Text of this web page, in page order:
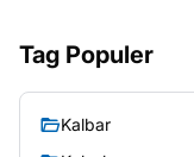
Tag Populer
Kalbar